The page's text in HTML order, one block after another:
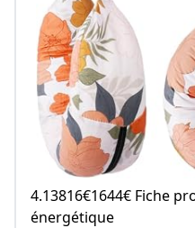
4.13816€1644€ Fiche
énergétique